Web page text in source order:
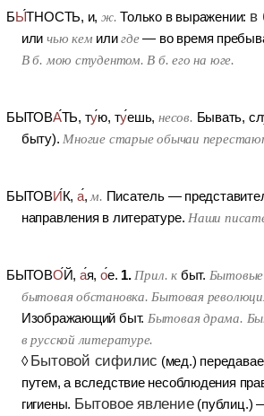
БЫТНОСТЬ, и,ж. Только в выражении: в
или чью кем илигде — во время
В б. мою студентом. В б. его на юге.
БЫТОВАТЬ, тую, туешь,несов. Бывать,
быту). Многие старые обычаи
БЫТОВИ К, а, м. Писатель —
направления в литературе. Наши
БЫТОВОЙ, ая,ое. 1. Прил. кбыт. Бытовые
бытовая обстановка. Бытовая
Изображающий быт. Бытовая драма.
в русской литературе.
◊Бытовой сифилис (мед.)
путем, а вследствие несоблюдения
гигиены. Бытовое явление(публиц.)